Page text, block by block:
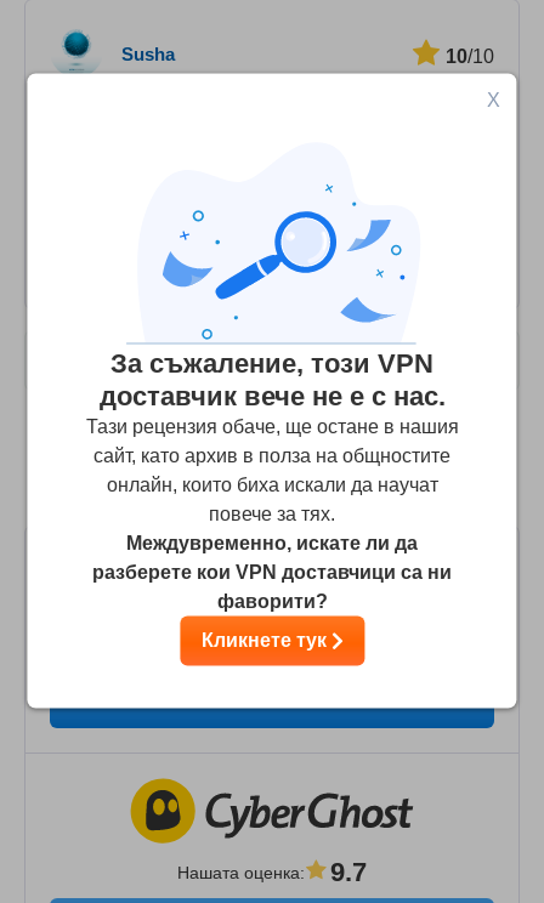
Susha 10/10
secure and the best part is its zero-logging feature. I
really liked surfing with SPL VPN and would highly
recommend this VPN for unrestricted internet access.
Потребителски рецензии
Сравнете SPL VPN с водещите
алтернативни VPN услуги
Нашата оценка: 9.9
Нашата оценка: 9.7
X
За съжаление, този VPN
доставчик вече не е с нас.
Тази рецензия обаче, ще остане в нашия
сайт, като архив в полза на общностите
онлайн, които биха искали да научат
повече за тях.
Междувременно, искате ли да
разберете кои VPN доставчици са ни
фаворити?
Кликнете тук